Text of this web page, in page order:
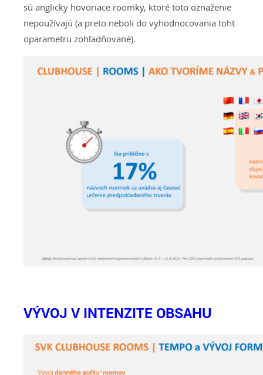
sú anglicky hovoriace roomky, ktoré toto oznaženie
nepoužívajú (a preto neboli do vyhodnocovania toht
oparametru zohľadňované).
VÝVOJ V INTENZITE OBSAHU